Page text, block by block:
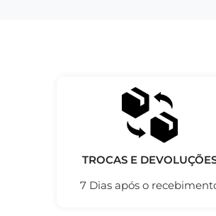
TROCAS E
7 Dias após o